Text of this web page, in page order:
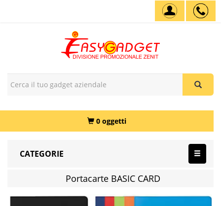
0 oggetti
CATEGORIE
Portacarte BASIC CARD